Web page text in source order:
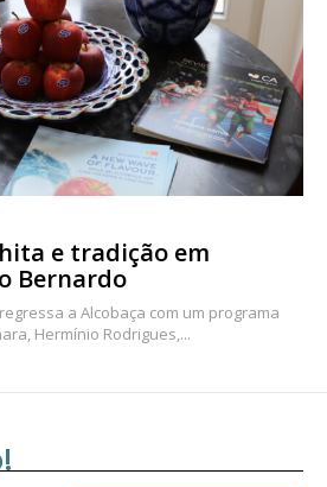
e tradição em
Bernardo
a Alcobaça com um programa
Hermínio Rodrigues,...